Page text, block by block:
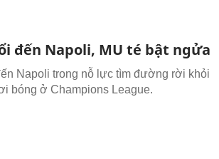
đến Napoli, MU té bật ngửa
Napoli trong nỗ lực tìm đường rời khỏi
bóng ở Champions League.